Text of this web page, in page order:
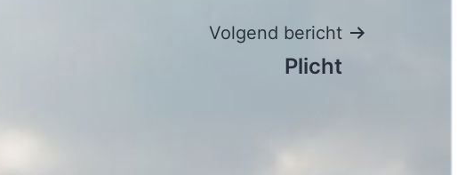
Volgend bericht
Plicht